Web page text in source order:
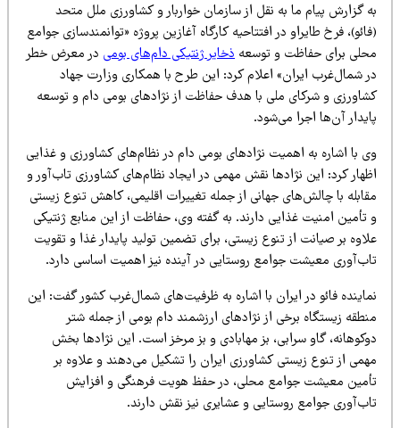
گزارش پیام ما به نقل از سازمان خواربار و کشاورزی ملل متحد
فرخ طایراو در افتتاحیه کارگاه آغازین پروژه «توانمندسازی جوامع
برای حفاظت و توسعهذخایر ژنتیکی دام‌های بومیدر معرض خطر
شمال‌غرب ایران» اعلام کرد: این طرح با همکاری وزارت جهاد
و شرکای ملی با هدف حفاظت از نژادهای بومی دام و توسعه
آن‌ها اجرا می‌شود.
با اشاره به اهمیت نژادهای بومی دام در نظام‌های کشاورزی و غذایی
کرد: این نژادها نقش مهمی در ایجاد نظام‌های کشاورزی تاب‌آور و
با چالش‌های جهانی از جمله تغییرات اقلیمی، کاهش تنوع زیستی
تأمین امنیت غذایی دارند. به گفته وی، حفاظت از این منابع ژنتیکی
بر صیانت از تنوع زیستی، برای تضمین تولید پایدار غذا و تقویت
معیشت جوامع روستایی در آینده نیز اهمیت اساسی دارد.
فائو در ایران با اشاره به ظرفیت‌های شمال‌غرب کشور گفت: این
زیستگاه برخی از نژادهای ارزشمند دام بومی از جمله شتر
گاو سرابی، بز مهابادی و بز مرخز است. این نژادها بخش
از تنوع زیستی کشاورزی ایران را تشکیل می‌دهند و علاوه بر
معیشت جوامع محلی، در حفظ هویت فرهنگی و افزایش
جوامع روستایی و عشایری نیز نقش دارند.